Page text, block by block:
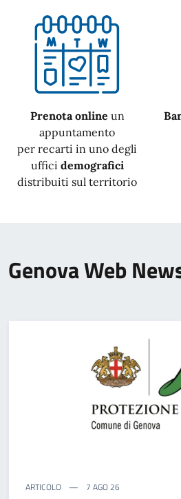
Prenota online un
appuntamento
per recarti in uno degli
uffici demografici
distribuiti sul territorio
Genova Web
ARTICOLO 7 AGO 26